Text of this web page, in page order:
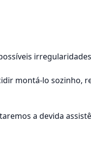
montá-lo sozinho,
a devida